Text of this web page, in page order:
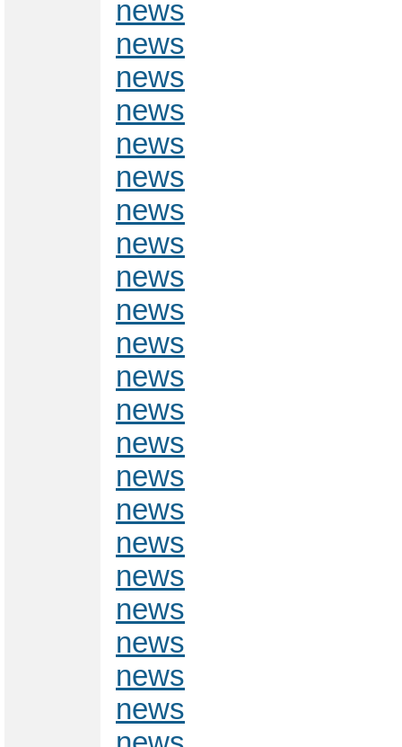
news
news
news
news
news
news
news
news
news
news
news
news
news
news
news
news
news
news
news
news
news
news